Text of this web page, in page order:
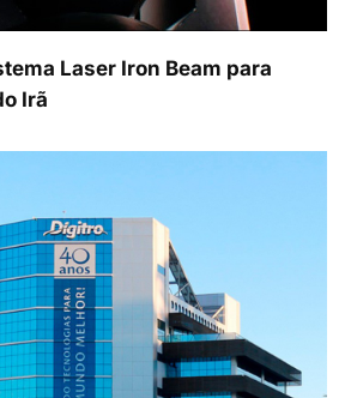
Laser Iron Beam para
Irã